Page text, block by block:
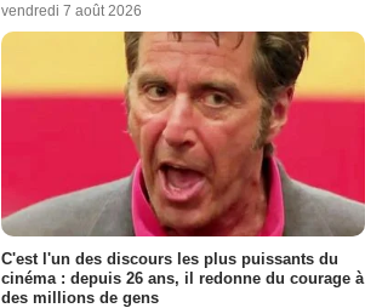
vendredi 7 août 2026
C'est l'un des discours les plus puissants du
cinéma : depuis 26 ans, il redonne du courage à
des millions de gens